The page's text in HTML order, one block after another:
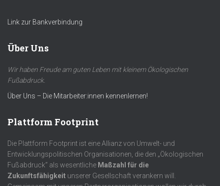
Link zur Bankverbindung
Über Uns
Wir haben Freude am guten Leben mit kleinem Ökologischen
Fußabdruck.
Über Uns – Die Mitarbeiter:innen kennenlernen!
Plattform Footprint
Die Plattform Footprint ist eine Allianz von Umwelt- und
Entwicklungspolitischen Organisationen, die den „Ökologischen
Fußabdruck“ als wesentliche Maßzahl für die
Zukunftsfähigkeit unserer Gesellschaft verankern will.